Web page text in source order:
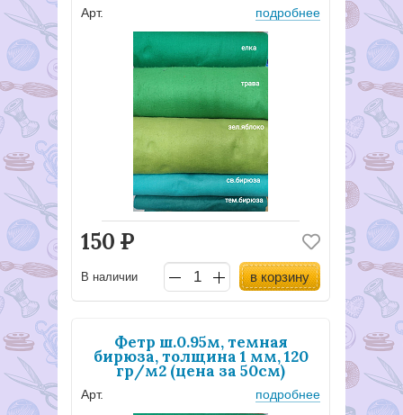
Арт. подробнее
150 Р
В наличии в корзину
Фетр ш.0.95м, темная
бирюза, толщина 1 мм, 120
гр/м2 (цена за 50см)
Арт. подробнее